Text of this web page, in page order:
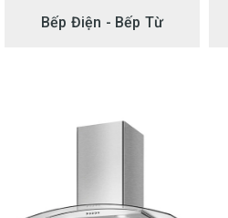
Bếp Điện - Bếp Từ